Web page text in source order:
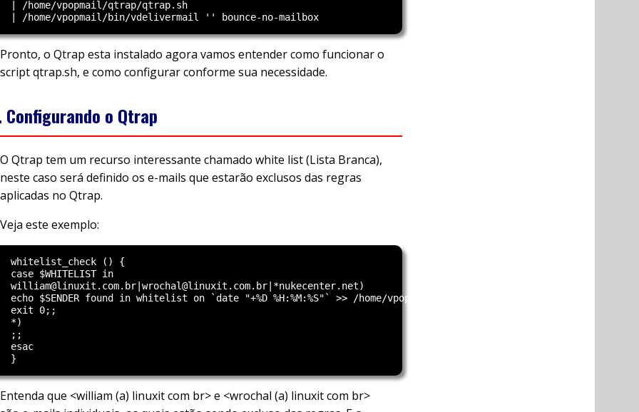
  | /home/vpopmail/qtrap/qtrap.sh
Pronto, o Qtrap esta instalado agora vamos entender como funcionar o
script qtrap.sh, e como configurar conforme sua necessidade.
Configurando o Qtrap
O Qtrap tem um recurso interessante chamado white list (Lista Branca),
neste caso será definido os e-mails que estarão exclusos das regras
aplicadas no Qtrap.
Veja este exemplo:
  whitelist_check () {
  case $WHITELIST in
  william@linuxit.com.br|wrochal@linuxit.com.br|*nukecenter.net)
  echo $SENDER found in whitelist on `date "+%D %H:%M:%S"` >> /home/vpopmail/qtrap/logs/qtrap.log
  exit 0;;
  *)
  ;;
  esac
Entenda que <william (a) linuxit com br> e <wrochal (a) linuxit com br>